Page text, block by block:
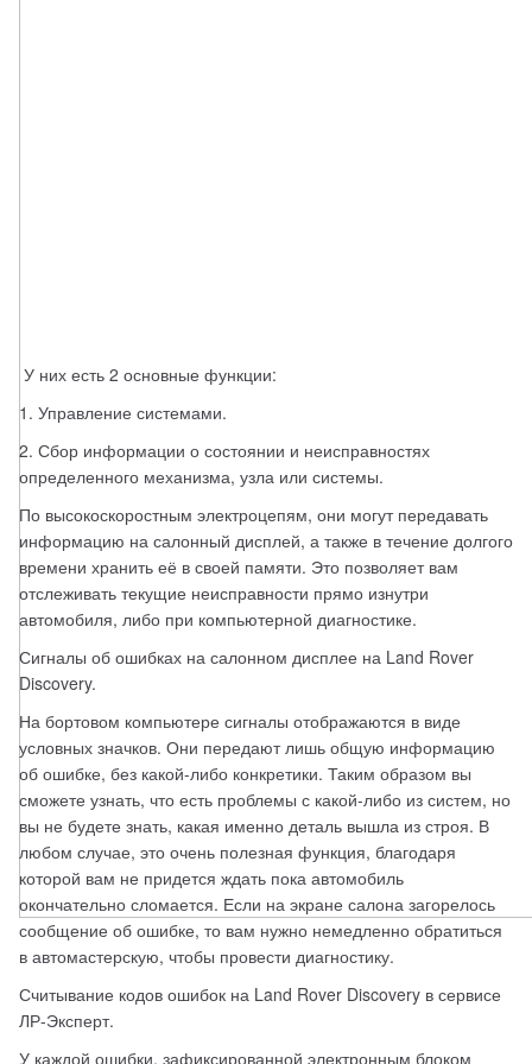
У них есть 2 основные функции:
1. Управление системами.
2. Сбор информации о состоянии и неисправностях
определенного механизма, узла или системы.
По высокоскоростным электроцепям, они могут передавать
информацию на салонный дисплей, а также в течение долгого
времени хранить её в своей памяти. Это позволяет вам
отслеживать текущие неисправности прямо изнутри
автомобиля, либо при компьютерной диагностике.
Сигналы об ошибках на салонном дисплее на Land Rover
Discovery.
На бортовом компьютере сигналы отображаются в виде
условных значков. Они передают лишь общую информацию
об ошибке, без какой-либо конкретики. Таким образом вы
сможете узнать, что есть проблемы с какой-либо из систем, но
вы не будете знать, какая именно деталь вышла из строя. В
любом случае, это очень полезная функция, благодаря
которой вам не придется ждать пока автомобиль
окончательно сломается. Если на экране салона загорелось
сообщение об ошибке, то вам нужно немедленно обратиться
в автомастерскую, чтобы провести диагностику.
Считывание кодов ошибок на Land Rover Discovery в сервисе
ЛР-Эксперт.
У каждой ошибки, зафиксированной электронным блоком